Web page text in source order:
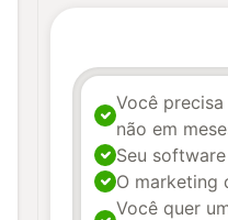
Você
não em
Seu
O marketing
Você quer